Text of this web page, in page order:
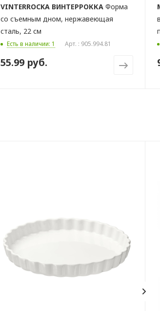
VINTERROCKA ВИНТЕРРОККА Форма
со съемным дном, нержавеющая
сталь, 22 см
Есть в наличии: 1 Арт. : 905.994.81
55.99 руб.